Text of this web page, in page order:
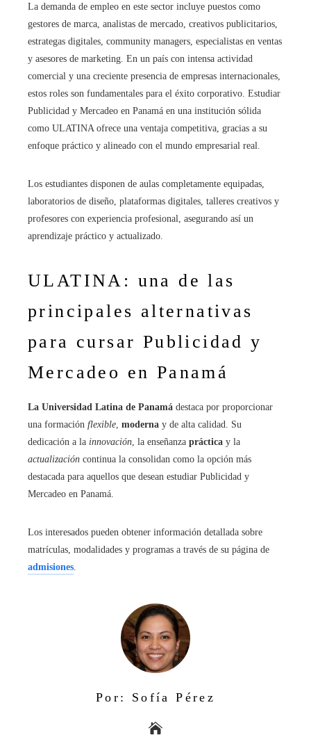
La demanda de empleo en este sector incluye puestos como
gestores de marca, analistas de mercado, creativos publicitarios,
estrategas digitales, community managers, especialistas en ventas
y asesores de marketing. En un país con intensa actividad
comercial y una creciente presencia de empresas internacionales,
estos roles son fundamentales para el éxito corporativo. Estudiar
Publicidad y Mercadeo en Panamá en una institución sólida
como ULATINA ofrece una ventaja competitiva, gracias a su
enfoque práctico y alineado con el mundo empresarial real.
Los estudiantes disponen de aulas completamente equipadas,
laboratorios de diseño, plataformas digitales, talleres creativos y
profesores con experiencia profesional, asegurando así un
aprendizaje práctico y actualizado.
ULATINA: una de las
principales alternativas
para cursar Publicidad y
Mercadeo en Panamá
La Universidad Latina de Panamá destaca por proporcionar
una formación flexible, moderna y de alta calidad. Su
dedicación a la innovación, la enseñanza práctica y la
actualización continua la consolidan como la opción más
destacada para aquellos que desean estudiar Publicidad y
Mercadeo en Panamá.
Los interesados pueden obtener información detallada sobre
matrículas, modalidades y programas a través de su página de
admisiones.
Por: Sofía Pérez